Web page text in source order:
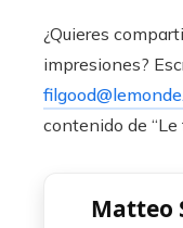
¿Quieres
impresiones?
contenido de “Le
Matteo